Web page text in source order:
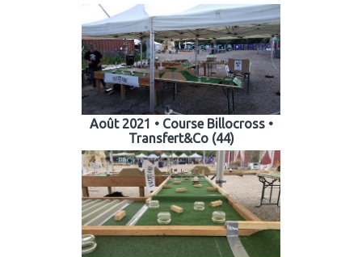
Août 2021 • Course Billocross •
Transfert&Co (44)